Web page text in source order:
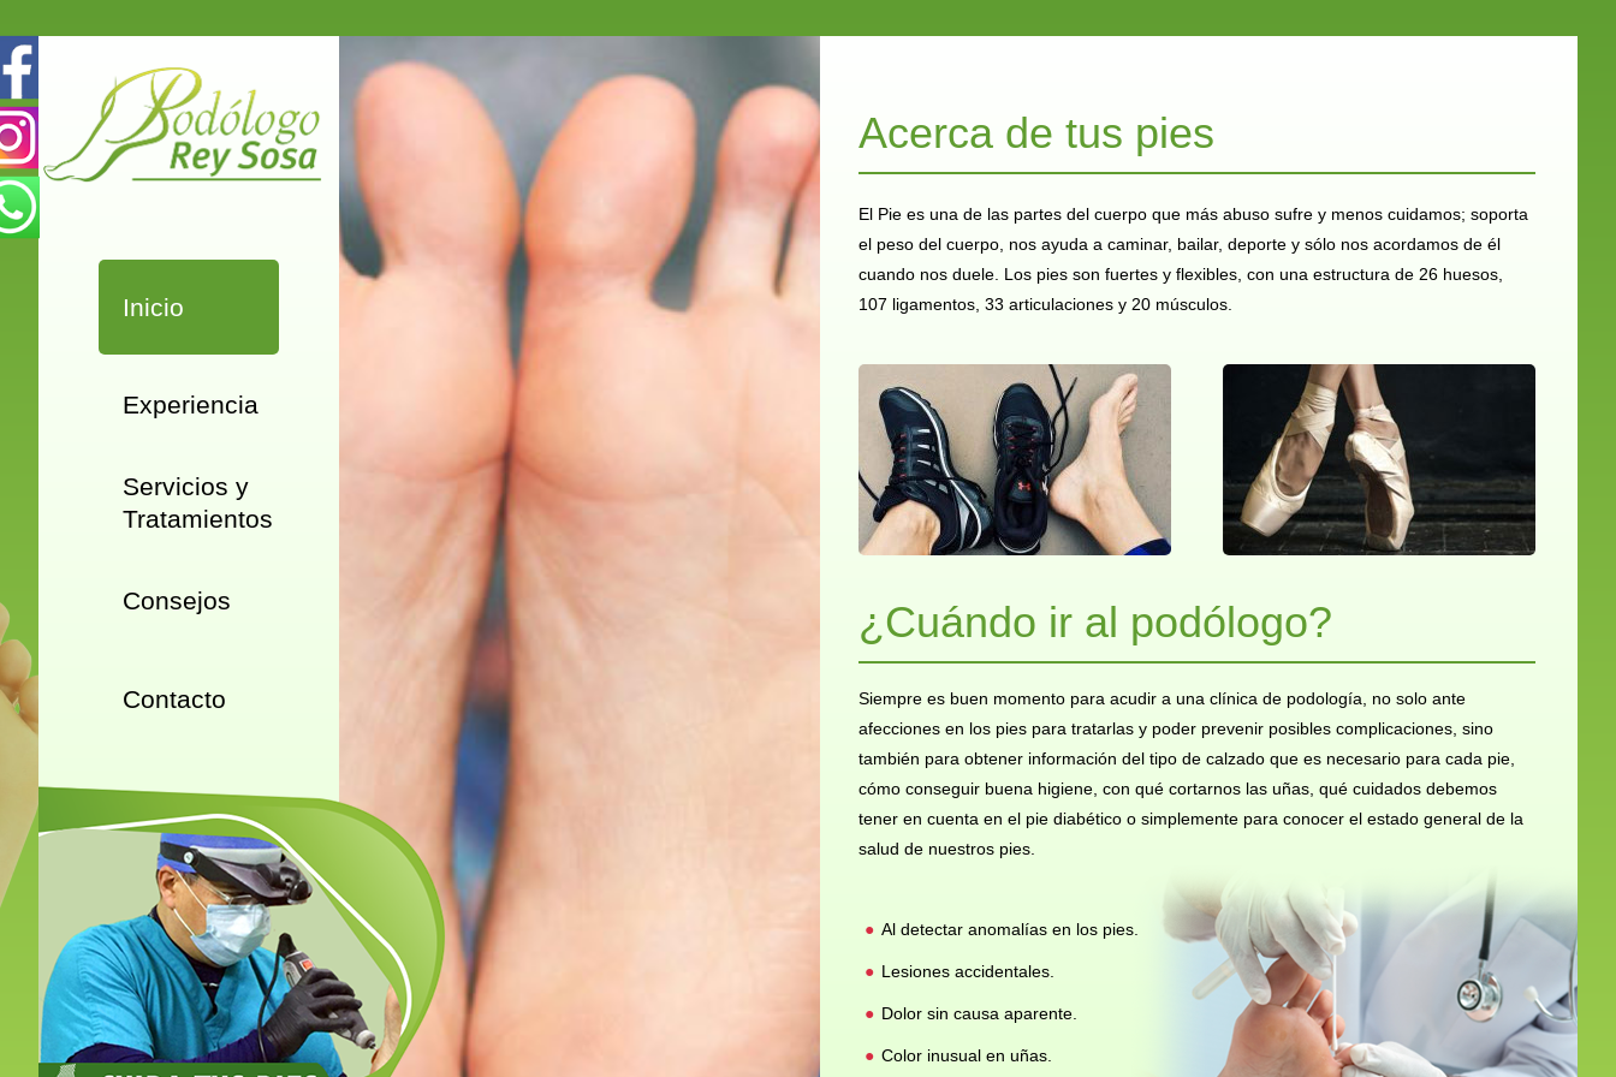
Inicio
Experiencia
Servicios y
Tratamientos
Consejos
Contacto
Acerca de tus pies
El Pie es una de las partes del cuerpo que más abuso sufre y menos cuidamos; soporta
el peso del cuerpo, nos ayuda a caminar, bailar, deporte y sólo nos acordamos de él
cuando nos duele. Los pies son fuertes y flexibles, con una estructura de 26 huesos,
107 ligamentos, 33 articulaciones y 20 músculos.
¿Cuándo ir al podólogo?
Siempre es buen momento para acudir a una clínica de podología, no solo ante
afecciones en los pies para tratarlas y poder prevenir posibles complicaciones, sino
también para obtener información del tipo de calzado que es necesario para cada pie,
cómo conseguir buena higiene, con qué cortarnos las uñas, qué cuidados debemos
tener en cuenta en el pie diabético o simplemente para conocer el estado general de la
salud de nuestros pies.
Al detectar anomalías en los pies.
Lesiones accidentales.
Dolor sin causa aparente.
Color inusual en uñas.